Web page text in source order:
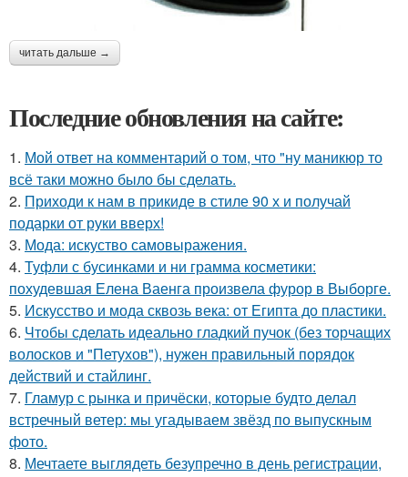
читать дальше →
Последние обновления на сайте:
1. Мой ответ на комментарий о том, что "ну маникюр то
всё таки можно было бы сделать.
2. Приходи к нам в прикиде в стиле 90 х и получай
подарки от руки вверх!
3. Мода: искуство самовыражения.
4. Туфли с бусинками и ни грамма косметики:
похудевшая Елена Ваенга произвела фурор в Выборге.
5. Искусство и мода сквозь века: от Египта до пластики.
6. Чтобы сделать идеально гладкий пучок (без торчащих
волосков и "Петухов"), нужен правильный порядок
действий и стайлинг.
7. Гламур с рынка и причёски, которые будто делал
встречный ветер: мы угадываем звёзд по выпускным
фото.
8. Мечтаете выглядеть безупречно в день регистрации,